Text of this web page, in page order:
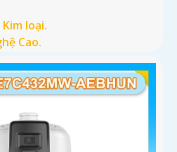
loại.
Cao.